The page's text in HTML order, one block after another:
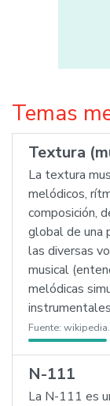
Temas
Textura
La textura
melódicos,
composición,
global de una
las diversas
musical
melódicas
Fuente:
N-111
La N-111 es